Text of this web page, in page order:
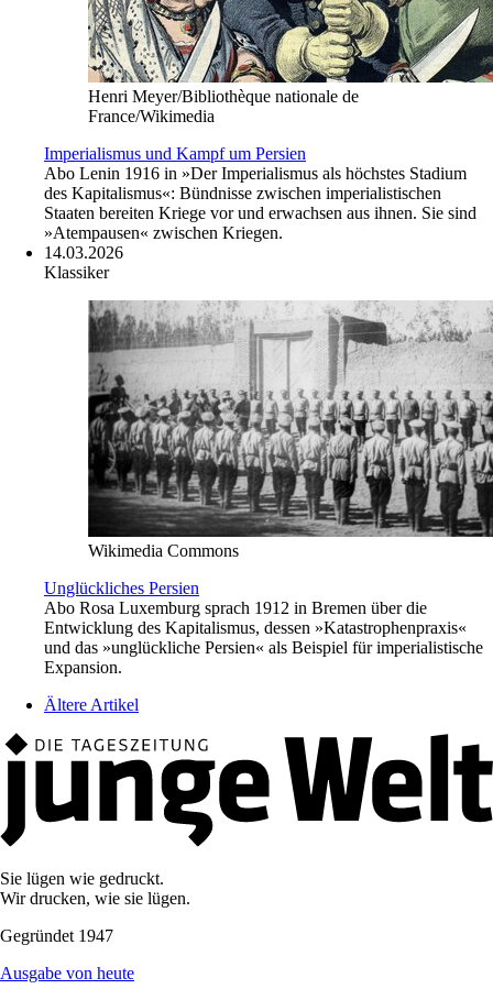
Henri Meyer/Bibliothèque nationale de
France/Wikimedia
Imperialismus und Kampf um Persien
Abo Lenin 1916 in »Der Imperialismus als höchstes Stadium
des Kapitalismus«: Bündnisse zwischen imperialistischen
Staaten bereiten Kriege vor und erwachsen aus ihnen. Sie sind
»Atempausen« zwischen Kriegen.
14.03.2026
Klassiker
Wikimedia Commons
Unglückliches Persien
Abo Rosa Luxemburg sprach 1912 in Bremen über die
Entwicklung des Kapitalismus, dessen »Katastrophenpraxis«
und das »unglückliche Persien« als Beispiel für imperialistische
Expansion.
Ältere Artikel
Sie lügen wie gedruckt.
Wir drucken, wie sie lügen.
Gegründet 1947
Ausgabe von heute